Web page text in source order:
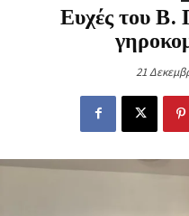
Ευχές του Β.
21